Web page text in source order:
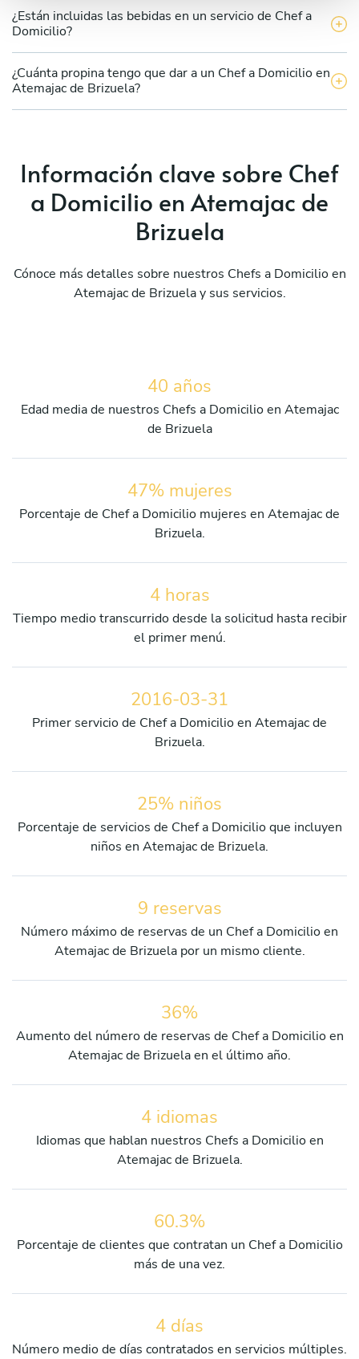
¿Están incluidas las bebidas en un servicio de Chef a
Domicilio?
¿Cuánta propina tengo que dar a un Chef a Domicilio en
Atemajac de Brizuela?
Información clave sobre Chef
a Domicilio en Atemajac de
Brizuela
Cónoce más detalles sobre nuestros Chefs a Domicilio en
Atemajac de Brizuela y sus servicios.
40 años
Edad media de nuestros Chefs a Domicilio en Atemajac
de Brizuela
47% mujeres
Porcentaje de Chef a Domicilio mujeres en Atemajac de
Brizuela.
4 horas
Tiempo medio transcurrido desde la solicitud hasta recibir
el primer menú.
2016-03-31
Primer servicio de Chef a Domicilio en Atemajac de
Brizuela.
25% niños
Porcentaje de servicios de Chef a Domicilio que incluyen
niños en Atemajac de Brizuela.
9 reservas
Número máximo de reservas de un Chef a Domicilio en
Atemajac de Brizuela por un mismo cliente.
36%
Aumento del número de reservas de Chef a Domicilio en
Atemajac de Brizuela en el último año.
4 idiomas
Idiomas que hablan nuestros Chefs a Domicilio en
Atemajac de Brizuela.
60.3%
Porcentaje de clientes que contratan un Chef a Domicilio
más de una vez.
4 días
Número medio de días contratados en servicios múltiples.